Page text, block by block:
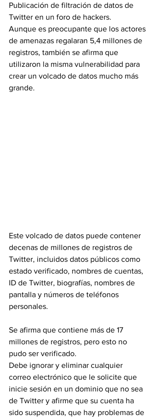
Publicación de filtración de datos de
Twitter en un foro de hackers.
Aunque es preocupante que los actores
de amenazas regalaran 5,4 millones de
registros, también se afirma que
utilizaron la misma vulnerabilidad para
crear un volcado de datos mucho más
grande.
Este volcado de datos puede contener
decenas de millones de registros de
Twitter, incluidos datos públicos como
estado verificado, nombres de cuentas,
ID de Twitter, biografías, nombres de
pantalla y números de teléfonos
personales.
Se afirma que contiene más de 17
millones de registros, pero esto no
pudo ser verificado.
Debe ignorar y eliminar cualquier
correo electrónico que le solicite que
inicie sesión en un dominio que no sea
de Twitter y afirme que su cuenta ha
sido suspendida, que hay problemas de